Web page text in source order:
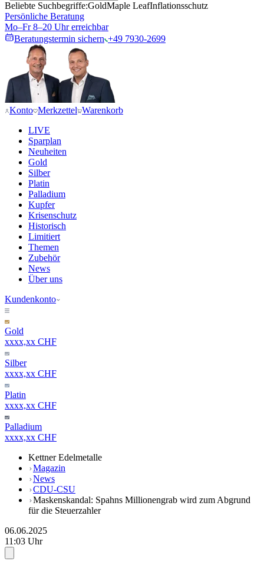
Beliebte Suchbegriffe:GoldMaple LeafInflationsschutz
Persönliche Beratung
Mo–Fr 8–20 Uhr erreichbar
Beratungstermin sichern +49 7930-2699
Konto Merkzettel Warenkorb
LIVE
Sparplan
Neuheiten
Gold
Silber
Platin
Palladium
Kupfer
Krisenschutz
Historisch
Limitiert
Themen
Zubehör
News
Über uns
Kundenkonto
Gold
xxxx,xx CHF
Silber
xxxx,xx CHF
Platin
xxxx,xx CHF
Palladium
xxxx,xx CHF
Kettner Edelmetalle
Magazin
News
CDU-CSU
Maskenskandal: Spahns Millionengrab wird zum Abgrund
für die Steuerzahler
06.06.2025
11:03 Uhr